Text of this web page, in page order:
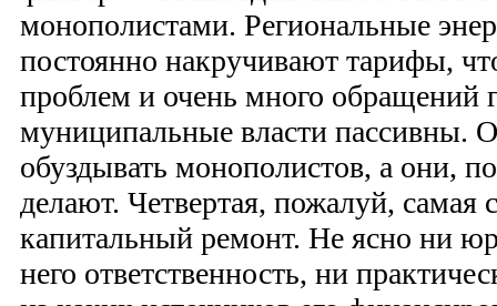
монополистами. Региональные
постоянно накручивают тарифы,
проблем и очень много обращений
муниципальные власти пассивны.
обуздывать монополистов, а они,
делают. Четвертая, пожалуй, самая
капитальный ремонт. Не ясно ни
него ответственность, ни